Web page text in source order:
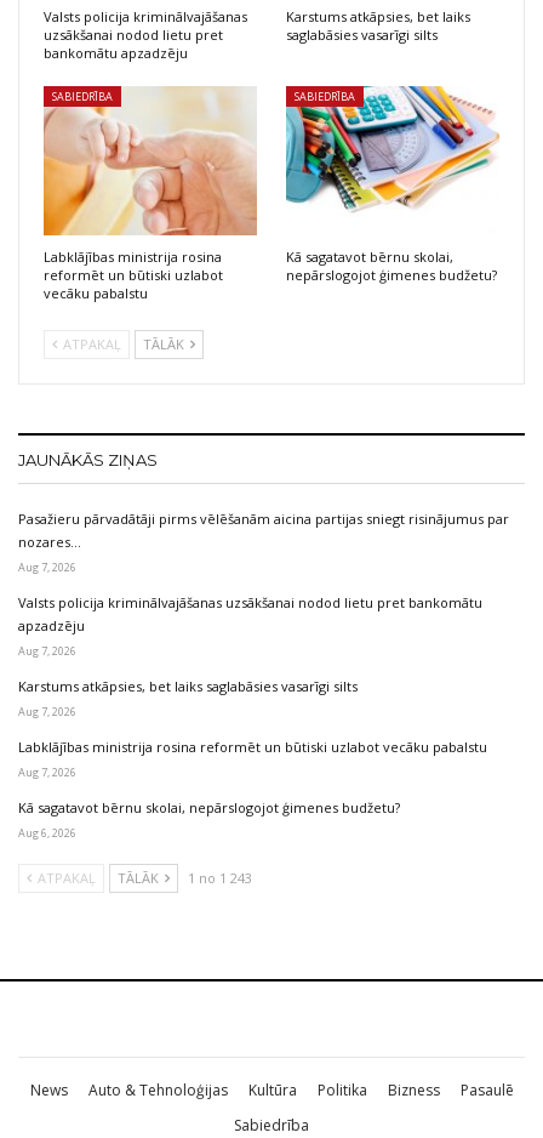
Valsts policija kriminālvajāšanas
uzsākšanai nodod lietu pret
bankomātu apzadzēju
Karstums atkāpsies, bet laiks
saglabāsies vasarīgi silts
SABIEDRĪBA
Labklājības ministrija rosina
reformēt un būtiski uzlabot
vecāku pabalstu
SABIEDRĪBA
Kā sagatavot bērnu skolai,
nepārslogojot ģimenes budžetu?
ATPAKAĻ TĀLĀK
JAUNĀKĀS ZIŅAS
Pasažieru pārvadātāji pirms vēlēšanām aicina partijas sniegt risinājumus par
nozares…
Aug 7, 2026
Valsts policija kriminālvajāšanas uzsākšanai nodod lietu pret bankomātu
apzadzēju
Aug 7, 2026
Karstums atkāpsies, bet laiks saglabāsies vasarīgi silts
Aug 7, 2026
Labklājības ministrija rosina reformēt un būtiski uzlabot vecāku pabalstu
Aug 7, 2026
Kā sagatavot bērnu skolai, nepārslogojot ģimenes budžetu?
Aug 6, 2026
ATPAKAĻ TĀLĀK 1 no 1 243
News Auto & Tehnoloģijas Kultūra Politika Bizness
Pasaulē
Sabiedrība